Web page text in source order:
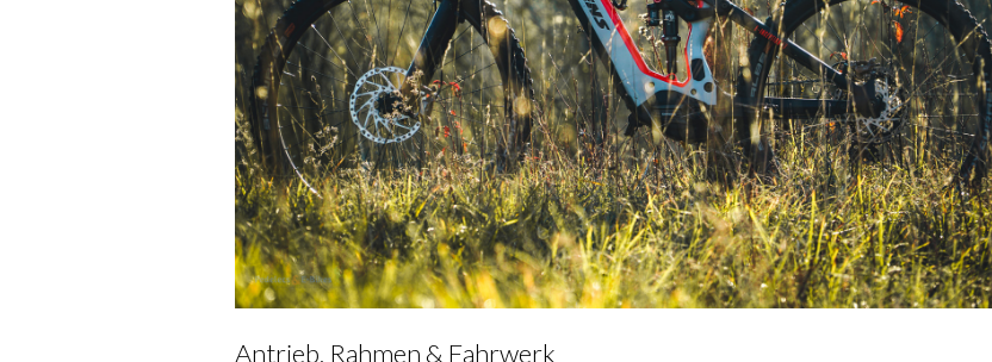
Antrieb, Rahmen & Fahrwerk